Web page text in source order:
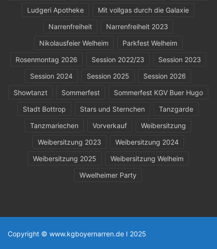
Ludgeri Apotheke
Mit vollgas durch die Galaxie
Narrenfreiheit
Narrenfreiheit 2023
Nikolausfeier Welheim
Parkfest Welheim
Rosenmontag 2026
Session 2022/23
Session 2023
Session 2024
Session 2025
Session 2026
Showtanzt
Sommerfest
Sommerfest KGV Buer Hugo
Stadt Bottrop
Stars und Sternchen
Tanzgarde
Tanzmariechen
Vorverkauf
Weibersitzung
Weibersitzung 2023
Weibersitzung 2024
Weibersitzung 2025
Weibersitzung Welheim
Wwelheimer Party
Copyright © www.kgboyernarren.de I 2025